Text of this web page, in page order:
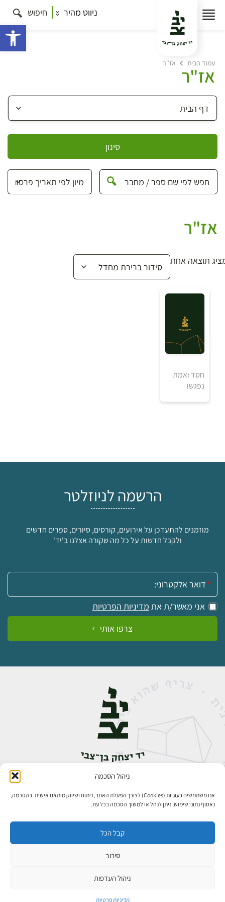
ניהול הסכמה
אנו משתמשים בעוגיות (Cookies) לצורך הפעלת האתר, ניתוח ושיווק מותאם אישית. בהסכמה,
נאסוף נתוני שימוש; ניתן לנהל או למשוך הסכמה בכל עת.
קבל הכל
סירוב
ניהול העדפות
מדיניות פרטיות
ניווט מהיר חיפוש
עמוד הבית אז"ר
אז"ר
סינון
אז"ר
תוצאה אחת
חסד ואמת
נפגשו
הרשמה לניוזלטר
מוזמנים להתעדכן על אירועים, קורסים, סיורים, ספרים חדשים
ולקבל חדשות על כל מה שקורה אצלנו ב'יד'
אימייל:
אני מאשר/ת את מדיניות הפרטיות
צרפו אותי
אבן גבירול 14, רחביה, ירושלים
פיתוח אתרים